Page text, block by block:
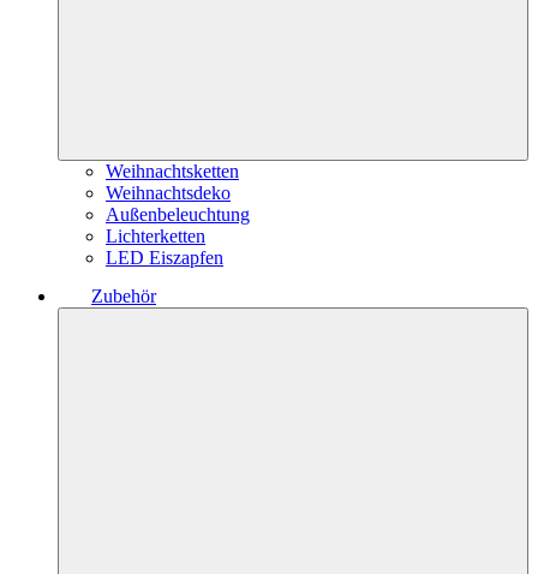
Weihnachtsketten
Weihnachtsdeko
Außenbeleuchtung
Lichterketten
LED Eiszapfen
Zubehör